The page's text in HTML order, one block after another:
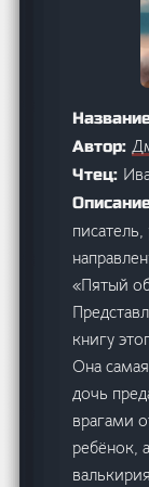
Автор:
Чтец:
«Пятый
книгу
Она
дочь
врагами
ребёнок,